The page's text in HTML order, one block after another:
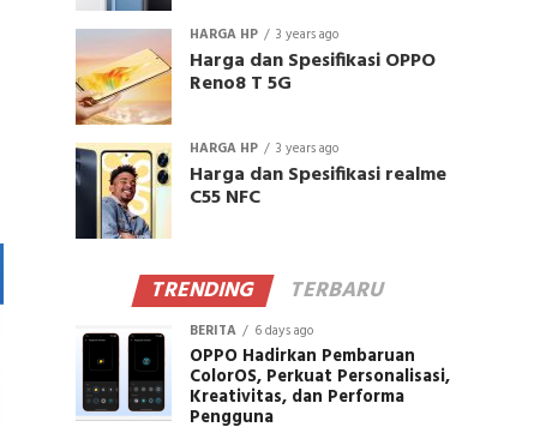
HARGA HP 3 years ago
Harga dan Spesifikasi OPPO
Reno8 T 5G
HARGA HP 3 years ago
Harga dan Spesifikasi realme
C55 NFC
TRENDING TERBARU
BERITA 6 days ago
OPPO Hadirkan Pembaruan
ColorOS, Perkuat Personalisasi,
Kreativitas, dan Performa
Pengguna